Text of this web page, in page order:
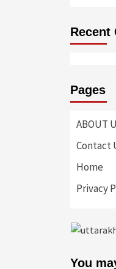
Recent
Pages
ABOUT
Contact
Home
Privacy
You